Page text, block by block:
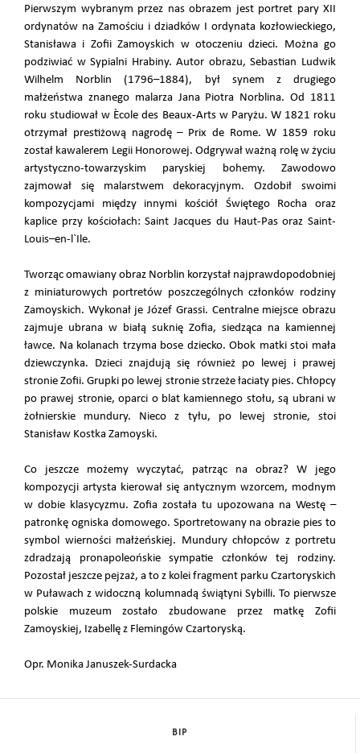
Pierwszym wybranym przez nas obrazem jest portret pary XII
ordynatów na Zamościu i dziadków I ordynata kozłowieckiego,
Stanisława i Zofii Zamoyskich w otoczeniu dzieci. Można go
podziwiać w Sypialni Hrabiny. Autor obrazu, Sebastian Ludwik
Wilhelm Norblin (1796–1884), był synem z drugiego
małżeństwa znanego malarza Jana Piotra Norblina. Od 1811
roku studiował w Ècole des Beaux-Arts w Paryżu. W 1821 roku
otrzymał prestiżową nagrodę – Prix de Rome. W 1859 roku
został kawalerem Legii Honorowej. Odgrywał ważną rolę w życiu
artystyczno-towarzyskim paryskiej bohemy. Zawodowo
zajmował się malarstwem dekoracyjnym. Ozdobił swoimi
kompozycjami między innymi kościół Świętego Rocha oraz
kaplice przy kościołach: Saint Jacques du Haut-Pas oraz Saint-
Louis–en-l`Ile.
Tworząc omawiany obraz Norblin korzystał najprawdopodobniej
z miniaturowych portretów poszczególnych członków rodziny
Zamoyskich. Wykonał je Józef Grassi. Centralne miejsce obrazu
zajmuje ubrana w białą suknię Zofia, siedząca na kamiennej
ławce. Na kolanach trzyma bose dziecko. Obok matki stoi mała
dziewczynka. Dzieci znajdują się również po lewej i prawej
stronie Zofii. Grupki po lewej stronie strzeże łaciaty pies. Chłopcy
po prawej stronie, oparci o blat kamiennego stołu, są ubrani w
żołnierskie mundury. Nieco z tyłu, po lewej stronie, stoi
Stanisław Kostka Zamoyski.
Co jeszcze możemy wyczytać, patrząc na obraz? W jego
kompozycji artysta kierował się antycznym wzorcem, modnym
w dobie klasycyzmu. Zofia została tu upozowana na Westę –
patronkę ogniska domowego. Sportretowany na obrazie pies to
symbol wierności małżeńskiej. Mundury chłopców z portretu
zdradzają pronapoleońskie sympatie członków tej rodziny.
Pozostał jeszcze pejzaż, a to z kolei fragment parku Czartoryskich
w Puławach z widoczną kolumnadą świątyni Sybilli. To pierwsze
polskie muzeum zostało zbudowane przez matkę Zofii
Zamoyskiej, Izabellę z Flemingów Czartoryską.
Opr. Monika Januszek-Surdacka
BIP